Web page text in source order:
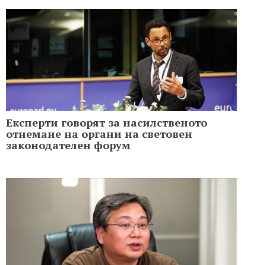
Експерти говорят за насилственото
отнемане на органи на световен
законодателен форум